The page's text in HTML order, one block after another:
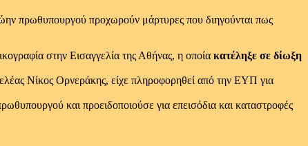
πρωθυπουργού προχωρούν μάρτυρες που διηγούνται πως
στην Εισαγγελία της Αθήνας, η οποία κατέληξε σε δίωξη
Νίκος Ορνεράκης, είχε πληροφορηθεί από την ΕΥΠ για
και προειδοποιούσε για επεισόδια και καταστροφές